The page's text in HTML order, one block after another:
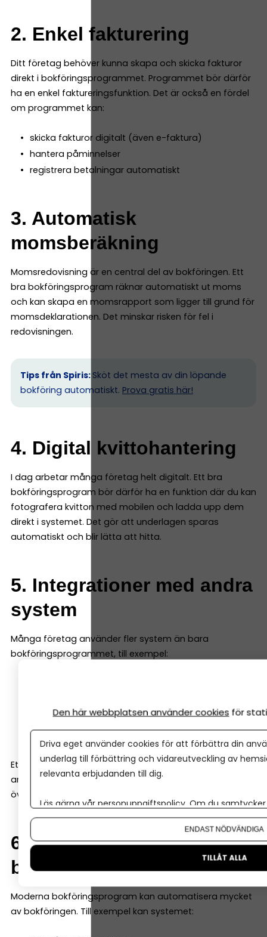
2. Enkel fakturering
Ditt företag behöver kunna skapa och skicka fakturor
direkt i bokföringsprogrammet. Programmet bör därför
ha en enkel faktureringsfunktion. Det är också en fördel
om programmet kan:
skicka fakturor digitalt (även e-faktura)
hantera påminnelser
registrera betalningar automatiskt
3. Automatisk
momsberäkning
Momsredovisning är en central del av bokföringen. Ett
bra bokföringsprogram räknar automatiskt ut moms
och kan skapa en momsrapport som ligger till grund för
momsdeklarationen. Det minskar risken för fel i
redovisningen.
Tips från Spiris: Sköt det mesta av din löpande
bokföring automatiskt. Prova gratis här!
4. Digital kvittohantering
I dag arbetar många företag helt digitalt. Ett bra
bokföringsprogram bör därför ha en funktion där du kan
fotografera kvitton med mobilen och ladda upp dem
direkt i systemet. Det gör att underlagen sparas
automatiskt och blir lätta att hitta.
5. Integrationer med andra
system
Många företag använder fler system än bara
bokföringsprogrammet, till exempel:
CRM-system
betalningslösningar
Ett bra bokföringsprogram ska kunna integreras med
andra verktyg så att informationen automatiskt förs
över till bokföringen.
6. Automatisering av
bokföringen
Moderna bokföringsprogram kan automatisera mycket
av bokföringen. Till exempel kan systemet:
Den här webbplatsen använder cookies för
Driva eget använder cookies för att förbättra din
underlag till förbättring och vidareutveckling av
relevanta erbjudanden till dig.
Läs gärna vår personuppgiftspolicy. Om du
Om du vill ändra ditt val i efterhand hittar du den
ENDAST NÖDVÄNDIGA
TILLÅT ALLA